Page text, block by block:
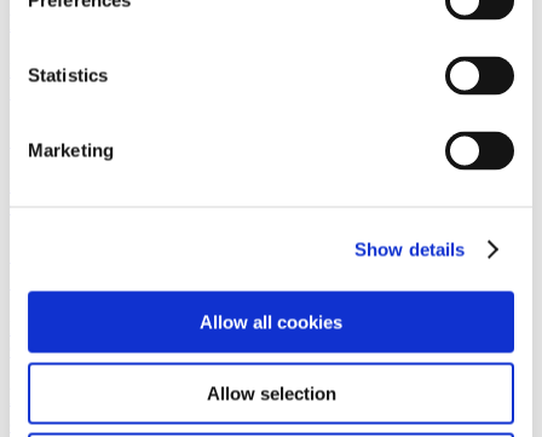
Statistics
Marketing
Show details
Allow all cookies
Allow selection
Læs mere
Gorrissen Federspiel rådgiver Camurus
Corporate M&ASagsomtale
Gorrissen Federspiel rådgiver Reledo AB and Celero
Corporate M&ANyhedsbrev10. december 2025
Nye retningslinjer for proxy voting fra Glass Lewis
og ISS for 2026